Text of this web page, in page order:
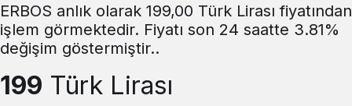
ERBOS anlık olarak 199,00 Türk Lirası fiyatından
işlem görmektedir. Fiyatı son 24 saatte 3.81%
değişim göstermiştir..
199 Türk Lirası